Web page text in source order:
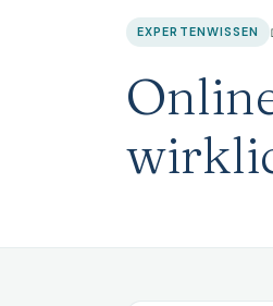
EXPERTENWISSEN